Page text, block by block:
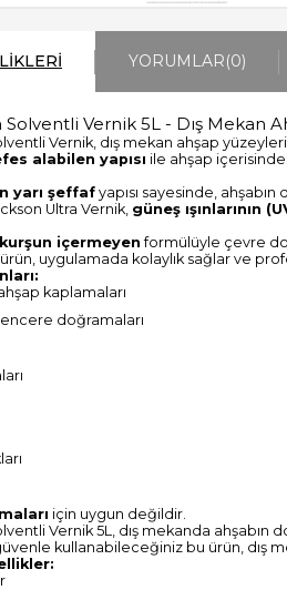
YORUMLAR(0)
Vernik 5L - Dış Mekan
Vernik, dış mekan ahşap
alabilen yapısı ile ahşap
yarı şeffaf yapısı sayesinde,
Ultra Vernik, güneş ışınlarının
içermeyenformülüyle çevre
uygulamada kolaylık sağlar ve
kaplamaları
doğramaları
için uygun değildir.
Vernik 5L, dış mekanda
kullanabileceğiniz bu ürün, dış